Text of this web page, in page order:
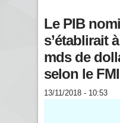
Le PIB
s’établirait
mds de
selon le FMI
13/11/2018 - 10:53